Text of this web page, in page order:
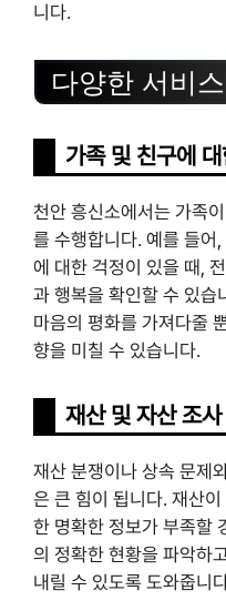
니다.
다양한 서비
가족 및 친구에
천안 흥신소에서는 가족
를 수행합니다. 예를 들어
에 대한 걱정이 있을 때,
과 행복을 확인할 수 있습
마음의 평화를 가져다줄
향을 미칠 수 있습니다.
재산 및 자산 조사
재산 분쟁이나 상속 문제
은 큰 힘이 됩니다. 재산
한 명확한 정보가 부족할
의 정확한 현황을 파악하
내릴 수 있도록 도와줍니